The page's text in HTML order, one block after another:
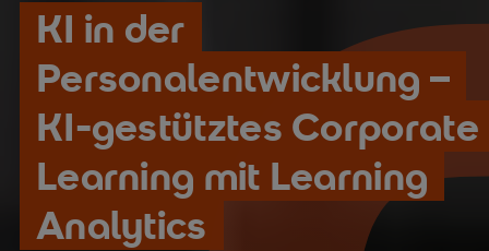
KI in der
Personalentwicklung –
KI-gestütztes Corporate
Learning mit Learning
Analytics